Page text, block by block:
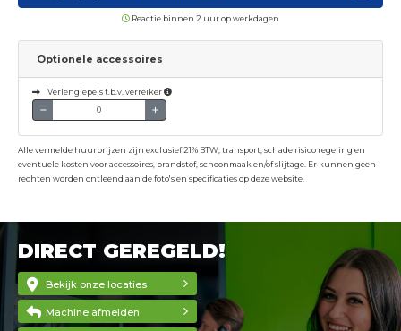
Reactie binnen 2 uur op werkdagen
Optionele accessoires
Verlenglepels t.b.v. verreiker
Alle vermelde huurprijzen zijn exclusief 21% BTW, transport, schade risico regeling en
eventuele kosten voor accessoires, brandstof, schoonmaak en/of slijtage. Er kunnen geen
rechten worden ontleend aan de foto's en specificaties op deze website.
DIRECT GEREGELD!
Bekijk onze locaties
Machine afmelden